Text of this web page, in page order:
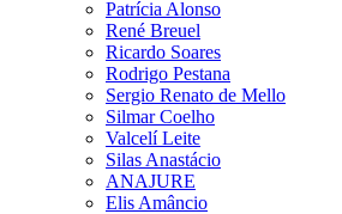
Patrícia Alonso
René Breuel
Ricardo Soares
Rodrigo Pestana
Sergio Renato de Mello
Silmar Coelho
Valcelí Leite
Silas Anastácio
ANAJURE
Elis Amâncio